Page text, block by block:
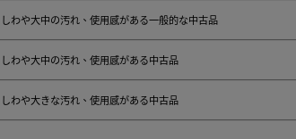
しわや大中の汚れ、使用感がある一般的な中古品
しわや大中の汚れ、使用感がある中古品
しわや大きな汚れ、使用感がある中古品